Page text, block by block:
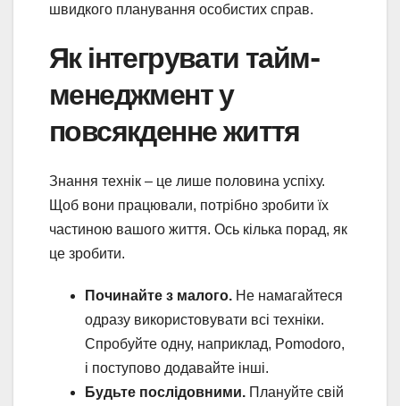
швидкого планування особистих справ.
Як інтегрувати тайм-
менеджмент у
повсякденне життя
Знання технік – це лише половина успіху.
Щоб вони працювали, потрібно зробити їх
частиною вашого життя. Ось кілька порад, як
це зробити.
Починайте з малого. Не намагайтеся
одразу використовувати всі техніки.
Спробуйте одну, наприклад, Pomodoro,
і поступово додавайте інші.
Будьте послідовними. Плануйте свій